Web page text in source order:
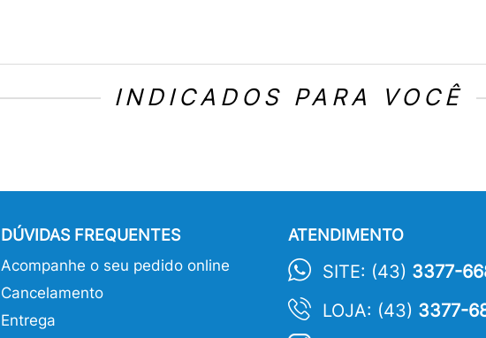
INDICADOS PARA VOCÊ
DÚVIDAS FREQUENTES
Acompanhe o seu pedido online
Cancelamento
Entrega
ATENDIMENTO
SITE: (43) 3377-
LOJA: (43) 3377-